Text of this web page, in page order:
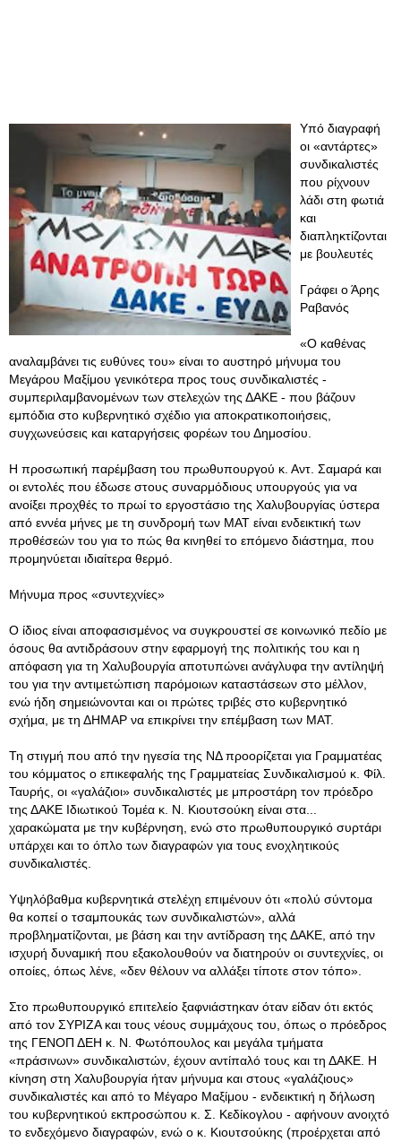
Υπό διαγραφή
οι «αντάρτες»
συνδικαλιστές
που ρίχνουν
λάδι στη φωτιά
και
διαπληκτίζονται
με βουλευτές
Γράφει ο Άρης
Ραβανός
«Ο καθένας
αναλαμβάνει τις ευθύνες του» είναι το αυστηρό μήνυμα του
Μεγάρου Μαξίμου γενικότερα προς τους συνδικαλιστές -
συμπεριλαμβανομένων των στελεχών της ΔΑΚΕ - που βάζουν
εμπόδια στο κυβερνητικό σχέδιο για αποκρατικοποιήσεις,
συγχωνεύσεις και καταργήσεις φορέων του Δημοσίου.
Η προσωπική παρέμβαση του πρωθυπουργού κ. Αντ. Σαμαρά και
οι εντολές που έδωσε στους συναρμόδιους υπουργούς για να
ανοίξει προχθές το πρωί το εργοστάσιο της Χαλυβουργίας ύστερα
από εννέα μήνες με τη συνδρομή των ΜΑΤ είναι ενδεικτική των
προθέσεών του για το πώς θα κινηθεί το επόμενο διάστημα, που
προμηνύεται ιδιαίτερα θερμό.
Μήνυμα προς «συντεχνίες»
Ο ίδιος είναι αποφασισμένος να συγκρουστεί σε κοινωνικό πεδίο με
όσους θα αντιδράσουν στην εφαρμογή της πολιτικής του και η
απόφαση για τη Χαλυβουργία αποτυπώνει ανάγλυφα την αντίληψή
του για την αντιμετώπιση παρόμοιων καταστάσεων στο μέλλον,
ενώ ήδη σημειώνονται και οι πρώτες τριβές στο κυβερνητικό
σχήμα, με τη ΔΗΜΑΡ να επικρίνει την επέμβαση των ΜΑΤ.
Τη στιγμή που από την ηγεσία της ΝΔ προορίζεται για Γραμματέας
του κόμματος ο επικεφαλής της Γραμματείας Συνδικαλισμού κ. Φίλ.
Ταυρής, οι «γαλάζιοι» συνδικαλιστές με μπροστάρη τον πρόεδρο
της ΔΑΚΕ Ιδιωτικού Τομέα κ. Ν. Κιουτσούκη είναι στα...
χαρακώματα με την κυβέρνηση, ενώ στο πρωθυπουργικό συρτάρι
υπάρχει και το όπλο των διαγραφών για τους ενοχλητικούς
συνδικαλιστές.
Υψηλόβαθμα κυβερνητικά στελέχη επιμένουν ότι «πολύ σύντομα
θα κοπεί ο τσαμπουκάς των συνδικαλιστών», αλλά
προβληματίζονται, με βάση και την αντίδραση της ΔΑΚΕ, από την
ισχυρή δυναμική που εξακολουθούν να διατηρούν οι συντεχνίες, οι
οποίες, όπως λένε, «δεν θέλουν να αλλάξει τίποτε στον τόπο».
Στο πρωθυπουργικό επιτελείο ξαφνιάστηκαν όταν είδαν ότι εκτός
από τον ΣΥΡΙΖΑ και τους νέους συμμάχους του, όπως ο πρόεδρος
της ΓΕΝΟΠ ΔΕΗ κ. Ν. Φωτόπουλος και μεγάλα τμήματα
«πράσινων» συνδικαλιστών, έχουν αντίπαλό τους και τη ΔΑΚΕ. Η
κίνηση στη Χαλυβουργία ήταν μήνυμα και στους «γαλάζιους»
συνδικαλιστές και από το Μέγαρο Μαξίμου - ενδεικτική η δήλωση
του κυβερνητικού εκπροσώπου κ. Σ. Κεδίκογλου - αφήνουν ανοιχτό
το ενδεχόμενο διαγραφών, ενώ ο κ. Κιουτσούκης (προέρχεται από